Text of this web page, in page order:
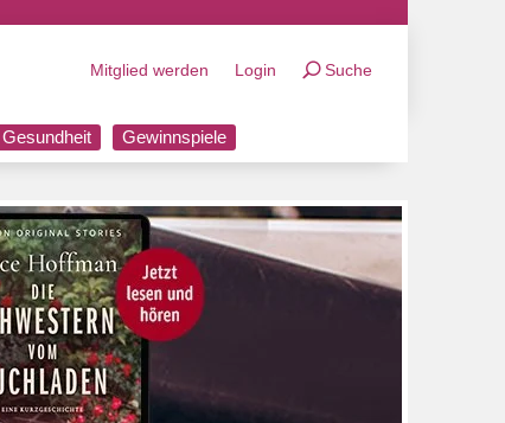
Mitglied werden Login Suche
Gesundheit Gewinnspiele